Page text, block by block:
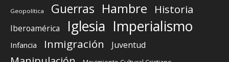
Geopolítica Guerras Hambre Historia
Iberoamérica Iglesia Imperialismo
Infancia Inmigración Juventud